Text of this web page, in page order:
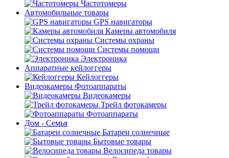
Частотомеры
Автомобильные товары
GPS навигаторы
Камеры автомобиля
Системы охраны
Системы помощи
Электроника
Аппаратные кейлоггеры
Кейлоггеры
Видеокамеры Фотоаппараты
Видеокамеры
Трейл фотокамеры
Фотоаппараты
Дом - Семья
Батареи солнечные
Бытовые товары
Велосипеда товары